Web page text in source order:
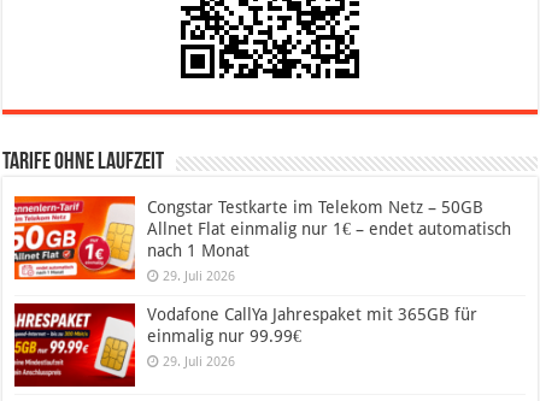
Tarife ohne Laufzeit
Congstar Testkarte im Telekom Netz – 50GB
Allnet Flat einmalig nur 1€ – endet automatisch
nach 1 Monat
29. Juli 2026
Vodafone CallYa Jahrespaket mit 365GB für
einmalig nur 99.99€
29. Juli 2026